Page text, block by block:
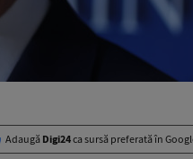
Adaugă Digi24ca sursă preferată în